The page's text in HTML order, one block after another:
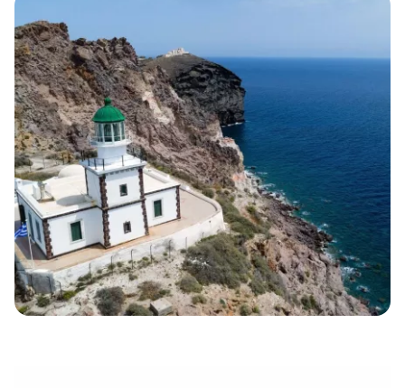
Продължете с имейл